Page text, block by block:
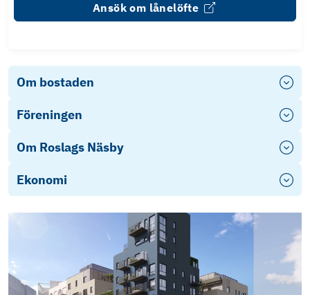
Ansök om lånelöfte
Om bostaden
Föreningen
Om Roslags Näsby
Ekonomi